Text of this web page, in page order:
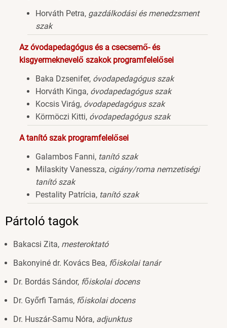
Horváth Petra, gazdálkodási és menedzsment
szak
Az óvodapedagógus és a csecsemő- és
kisgyermeknevelő szakok programfelelősei
Baka Dzsenifer, óvodapedagógus szak
Horváth Kinga, óvodapedagógus szak
Kocsis Virág, óvodapedagógus szak
Körmöczi Kitti, óvodapedagógus szak
A tanító szak programfelelősei
Galambos Fanni, tanító szak
Milaskity Vanessza, cigány/roma nemzetiségi
tanító szak
Pestality Patrícia, tanító szak
Pártoló tagok
Bakacsi Zita, mesteroktató
Bakonyiné dr. Kovács Bea, főiskolai tanár
Dr. Bordás Sándor, főiskolai docens
Dr. Győrfi Tamás, főiskolai docens
Dr. Huszár-Samu Nóra, adjunktus